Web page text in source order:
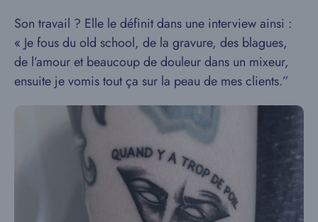
Son travail ? Elle le définit dans une interview ainsi :
« Je fous du old school, de la gravure, des blagues,
de l’amour et beaucoup de douleur dans un mixeur,
ensuite je vomis tout ça sur la peau de mes clients.”